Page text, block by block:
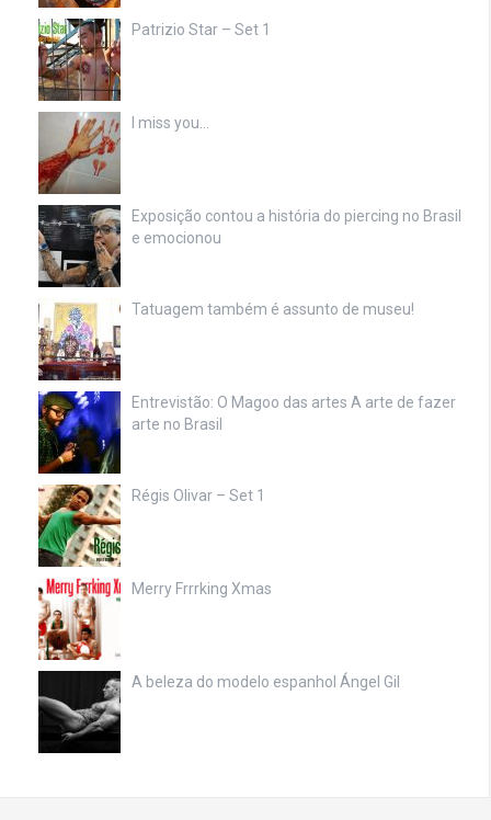
Patrizio Star – Set 1
I miss you…
Exposição contou a história do piercing no Brasil
e emocionou
Tatuagem também é assunto de museu!
Entrevistão: O Magoo das artes A arte de fazer
arte no Brasil
Régis Olivar – Set 1
Merry Frrrking Xmas
A beleza do modelo espanhol Ángel Gil